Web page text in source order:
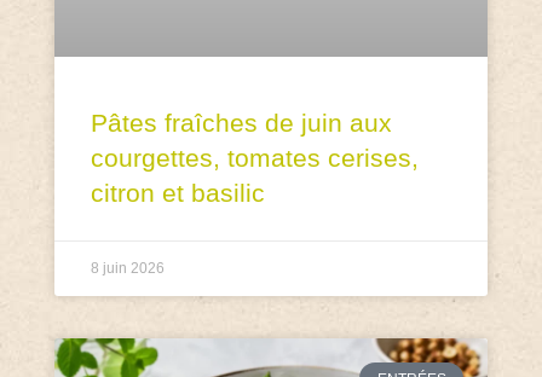
Pâtes fraîches de juin aux
courgettes, tomates cerises,
citron et basilic
8 juin 2026